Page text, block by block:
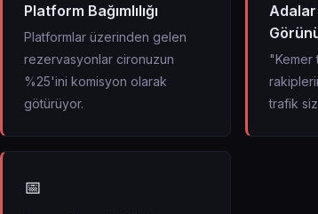
Platform Bağımlılığı
Platformlar üzerinden gelen
rezervasyonlar cironuzun
%25'ini komisyon olarak
götürüyor.
Adalar
"Kemer
trafik
📅